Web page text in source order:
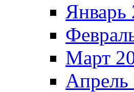
Январь
Март
Апрель